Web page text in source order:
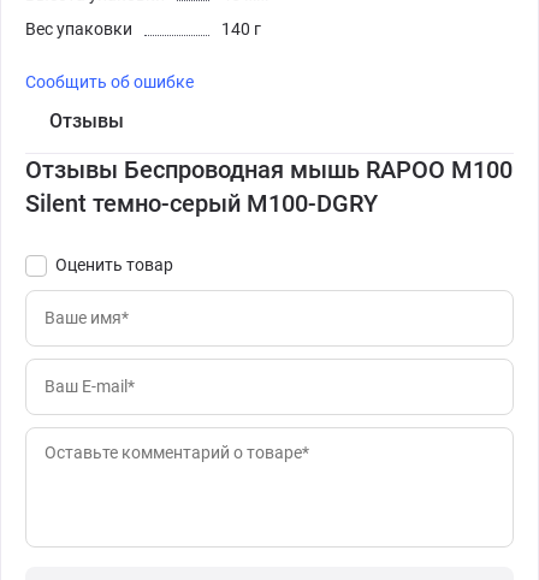
Вес упаковки
140 г
Сообщить об ошибке
Отзывы
Отзывы Беспроводная мышь RAPOO M100
Silent темно-серый M100-DGRY
Оценить товар